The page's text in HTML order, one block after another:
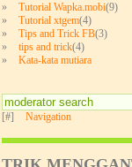
» Tutorial Wapka.mobi(9)
»
Tutorial xtgem(4)
»
Tips and Trick FB(3)
»
tips and trick(4)
»
Kata-kata mutiara
[#] Navigation